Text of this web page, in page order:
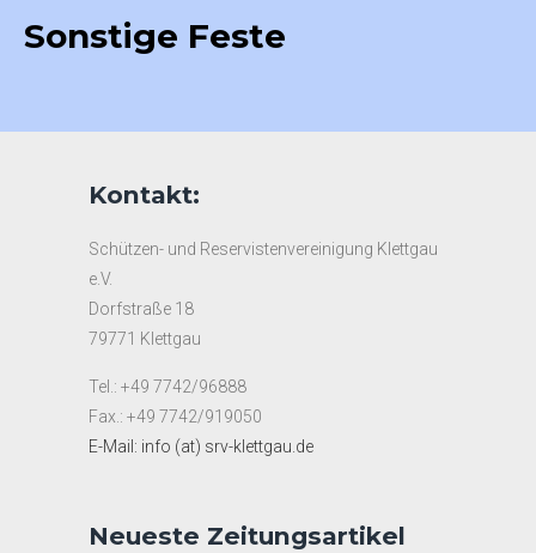
Sonstige Feste
Kontakt:
Schützen- und Reservistenvereinigung Klettgau
e.V.
Dorfstraße 18
79771 Klettgau
Tel.: +49 7742/96888
Fax.: +49 7742/919050
E-Mail: info (at) srv-klettgau.de
Neueste Zeitungsartikel